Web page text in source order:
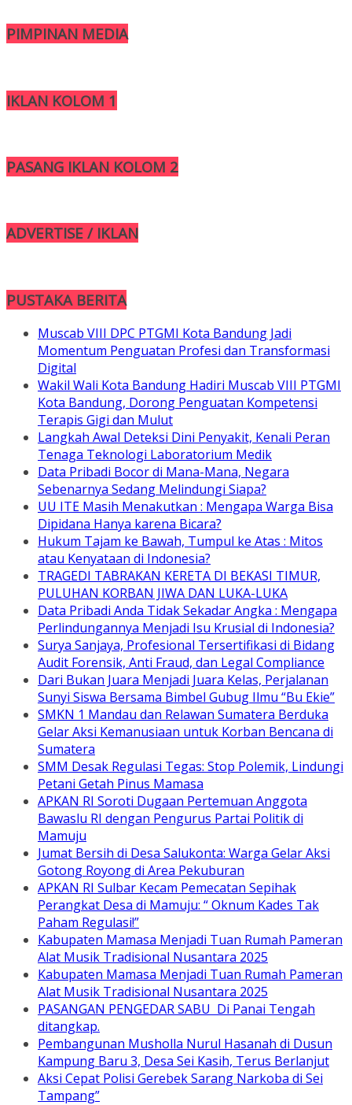
PIMPINAN MEDIA
IKLAN KOLOM 1
PASANG IKLAN KOLOM 2
ADVERTISE / IKLAN
PUSTAKA BERITA
Muscab VIII DPC PTGMI Kota Bandung Jadi
Momentum Penguatan Profesi dan Transformasi
Digital
Wakil Wali Kota Bandung Hadiri Muscab VIII PTGMI
Kota Bandung, Dorong Penguatan Kompetensi
Terapis Gigi dan Mulut
Langkah Awal Deteksi Dini Penyakit, Kenali Peran
Tenaga Teknologi Laboratorium Medik
Data Pribadi Bocor di Mana-Mana, Negara
Sebenarnya Sedang Melindungi Siapa?
UU ITE Masih Menakutkan : Mengapa Warga Bisa
Dipidana Hanya karena Bicara?
Hukum Tajam ke Bawah, Tumpul ke Atas : Mitos
atau Kenyataan di Indonesia?
TRAGEDI TABRAKAN KERETA DI BEKASI TIMUR,
PULUHAN KORBAN JIWA DAN LUKA-LUKA
Data Pribadi Anda Tidak Sekadar Angka : Mengapa
Perlindungannya Menjadi Isu Krusial di Indonesia?
Surya Sanjaya, Profesional Tersertifikasi di Bidang
Audit Forensik, Anti Fraud, dan Legal Compliance
Dari Bukan Juara Menjadi Juara Kelas, Perjalanan
Sunyi Siswa Bersama Bimbel Gubug Ilmu “Bu Ekie”
SMKN 1 Mandau dan Relawan Sumatera Berduka
Gelar Aksi Kemanusiaan untuk Korban Bencana di
Sumatera
SMM Desak Regulasi Tegas: Stop Polemik, Lindungi
Petani Getah Pinus Mamasa
APKAN RI Soroti Dugaan Pertemuan Anggota
Bawaslu RI dengan Pengurus Partai Politik di
Mamuju
Jumat Bersih di Desa Salukonta: Warga Gelar Aksi
Gotong Royong di Area Pekuburan
APKAN RI Sulbar Kecam Pemecatan Sepihak
Perangkat Desa di Mamuju: “ Oknum Kades Tak
Paham Regulasi!”
Kabupaten Mamasa Menjadi Tuan Rumah Pameran
Alat Musik Tradisional Nusantara 2025
Kabupaten Mamasa Menjadi Tuan Rumah Pameran
Alat Musik Tradisional Nusantara 2025
PASANGAN PENGEDAR SABU Di Panai Tengah
ditangkap.
Pembangunan Musholla Nurul Hasanah di Dusun
Kampung Baru 3, Desa Sei Kasih, Terus Berlanjut
Aksi Cepat Polisi Gerebek Sarang Narkoba di Sei
Tampang”